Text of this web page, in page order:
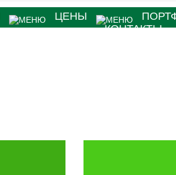
ЦЕНЫ
КОНТАКТЫ